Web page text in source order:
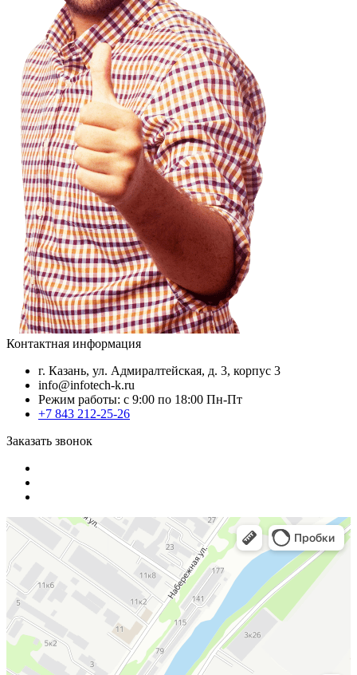
Контактная информация
г. Казань, ул. Адмиралтейская, д. 3, корпус 3
info@infotech-k.ru
Режим работы: с 9:00 по 18:00 Пн-Пт
+7 843 212-25-26
Заказать звонок